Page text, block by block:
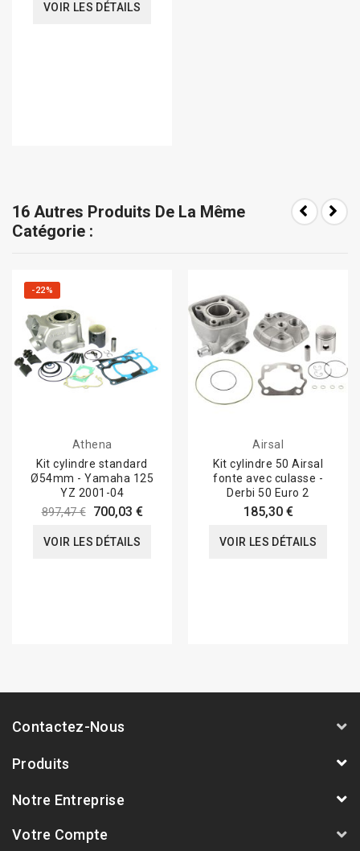
VOIR LES DÉTAILS
16 Autres Produits De La Même
Catégorie :
-22%
Athena
Kit cylindre standard
Ø54mm - Yamaha 125
YZ 2001-04
897,47 € 700,03 €
VOIR LES DÉTAILS
Airsal
Kit cylindre 50 Airsal
fonte avec culasse -
Derbi 50 Euro 2
185,30 €
VOIR LES DÉTAILS
Contactez-Nous
Produits
Notre Entreprise
Votre Compte